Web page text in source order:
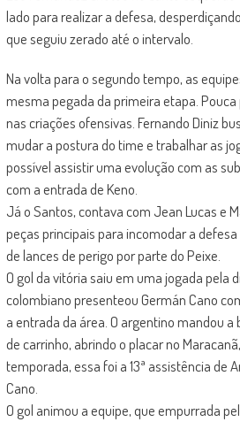
lado para realizar a defesa,
que seguiu zerado até o intervalo.
Na volta para o segundo tempo, as
mesma pegada da primeira etapa.
nas criações ofensivas. Fernando Diniz
mudar a postura do time e trabalhar as
possível assistir uma evolução com as
com a entrada de Keno.
Já o Santos, contava com Jean Lucas e
peças principais para incomodar a
de lances de perigo por parte do Peixe.
O gol da vitória saiu em uma jogada pela
colombiano presenteou Germán Cano
a entrada da área. O argentino mandou a
de carrinho, abrindo o placar no
temporada, essa foi a 13ª assistência de
Cano.
O gol animou a equipe, que empurrada